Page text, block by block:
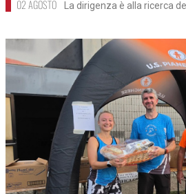
02 AGOSTO La dirigenza è alla ricerca